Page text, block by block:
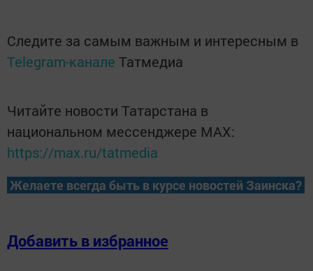
Следите за самым важным и интересным в
Telegram-канале Татмедиа
Читайте новости Татарстана в
национальном мессенджере MАХ:
https://max.ru/tatmedia
Желаете всегда быть в курсе новостей Заинска?
Добавить в избранное